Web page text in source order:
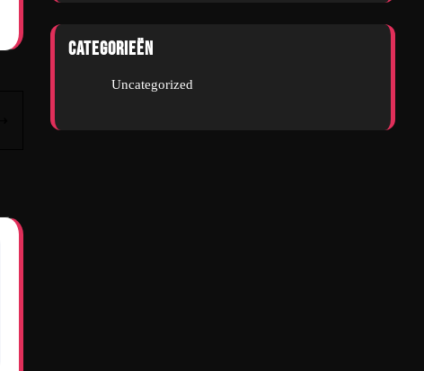
Categorieën
Uncategorized